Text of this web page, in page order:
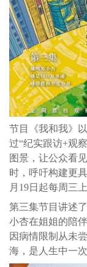
节目《我和我》
过“纪实跟访+观
图景，让公众看
时，呼吁构建更
月19日起每周三
第三集节目讲述
小杏在姐姐的陪
因病情限制从未
海，是人生中一